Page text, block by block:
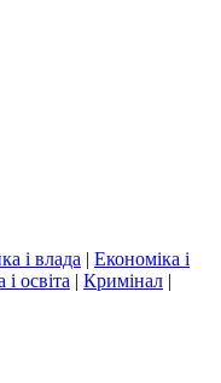
і влада | Економіка і
і освіта | Кримінал |